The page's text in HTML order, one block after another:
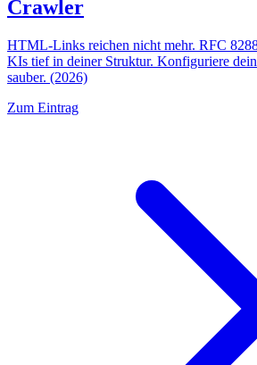
Crawler
HTML-Links reichen nicht mehr. RFC
KIs tief in deiner Struktur. Konfiguriere
sauber. (2026)
Zum Eintrag